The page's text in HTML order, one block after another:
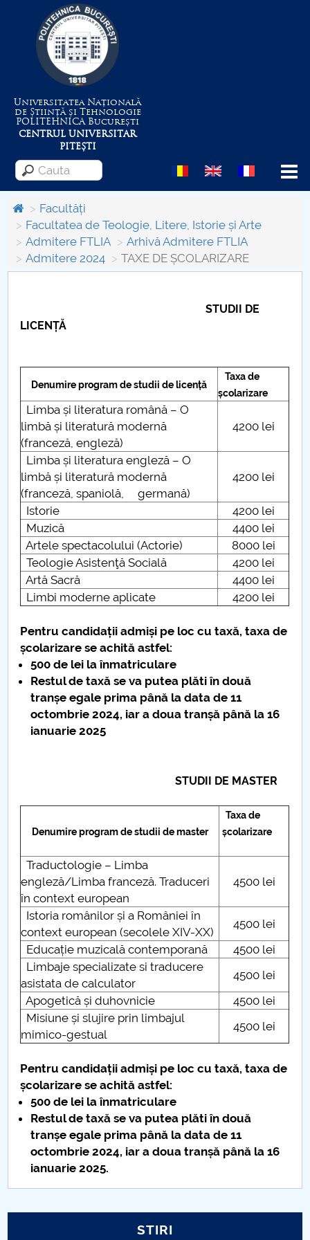
Universitatea Națională
de Știință și Tehnologie
POLITEHNICABucurești
CENTRUL UNIVERSITAR
PITEȘTI
Menu
Despre Universitate
Centrul de Management al Proiectelor
Admitere
Români de pretutindeni - ADMITERE
Senat
Facultăți
Studenți
Ghiduri pentru STUDENȚI
Relații Publice
PNRR
Proiect PRIM STUD
Proiect SU-ETIC
UNIVERSITATE pentru comunitate
Evenimente CUP
Accesibilitate pentru studenții cu dizabilități
Raportul Conducerii Centrului Universitar Pitești
privind implementarea Planului Operațional 2020-
2024
Parteneri CUP
Chestionar angajabilitate ALUMNI – UPB
CAR2026
MENIU CANTINA
ADMITERE vocational MUZ, ACT
Facultăți
Facultatea de Teologie, Litere, Istorie și Arte
Admitere FTLIA
Arhivă Admitere FTLIA
Admitere 2024
TAXE DE ȘCOLARIZARE
STUDII DE
LICENȚĂ
Denumire program de studii de licență
Taxa de
școlarizare
Limba și literatura română – O
limbă și literatură modernă
(franceză, engleză)
4200 lei
Limba și literatura engleză – O
limbă și literatură modernă
(franceză, spaniolă, germană)
4200 lei
Istorie
4200 lei
Muzică
4400 lei
Artele spectacolului (Actorie)
8000 lei
Teologie Asistenţă Socială
4200 lei
Artă Sacră
4400 lei
Limbi moderne aplicate
4200 lei
Pentru candidații admiși pe loc cu taxă, taxa de
școlarizare se achită astfel:
500 de lei la înmatriculare
Restul de taxă se va putea plăti în două
tranșe egale prima până la data de11
octombrie 2024, iar a doua tranșă până la 16
ianuarie 2025
STUDII DE MASTER
Denumire program de studii de master
Taxa de
școlarizare
Traductologie – Limba
engleză/Limba franceză. Traduceri
în context european
4500 lei
Istoria românilor și a României în
context european (secolele XIV-XX)
4500 lei
Educație muzicală contemporană
4500 lei
Limbaje specializate si traducere
asistata de calculator
4500 lei
Apogetică și duhovnicie
4500 lei
Misiune și slujire prin limbajul
mimico-gestual
4500 lei
Pentru candidații admiși pe loc cu taxă, taxa de
școlarizare se achită astfel:
500 de lei la înmatriculare
Restul de taxă se va putea plăti în două
tranșe egale prima până la data de 11
octombrie 2024, iar a doua tranșă până la 16
ianuarie 2025.
STIRI